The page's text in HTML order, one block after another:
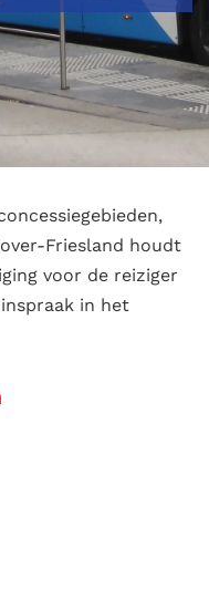
Friesland houdt
voor de reiziger
in het